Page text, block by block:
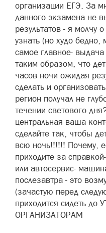
организации ЕГЭ. За
данного экзамена не
результатов - я молчу
узнать (но худо
самое главное- выдача
таким образом, что
часов ночи ожидая
сделать и
регион получал не
течении светового
центральная ваша
сделайте так, чтобы
всю ночь!!!!!! Почему,
приходите за
или автосервис-
послезавтра - это
(зачастую перед
приходится сидеть
ОРГАНИЗАТОРАМ